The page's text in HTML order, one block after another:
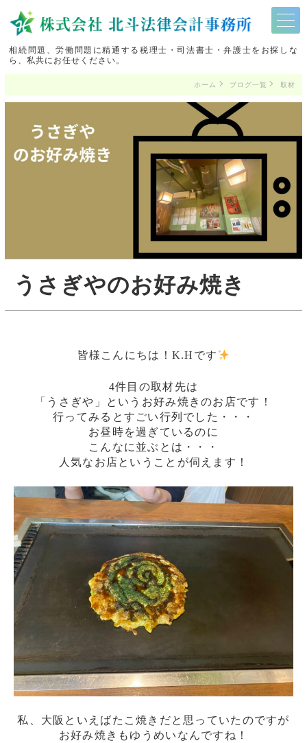
相続問題、労働問題に精通する税理士・司法書士・弁護士をお探しな
ら、私共にお任せください。
ホーム ブログ一覧 取材
うさぎやのお好み焼き
皆様こんにちは！K.Hです
4件目の取材先は
「うさぎや」というお好み焼きのお店です！
行ってみるとすごい行列でした・・・
お昼時を過ぎているのに
こんなに並ぶとは・・・
人気なお店ということが伺えます！
私、大阪といえばたこ焼きだと思っていたのですが
お好み焼きもゆうめいなんですね！